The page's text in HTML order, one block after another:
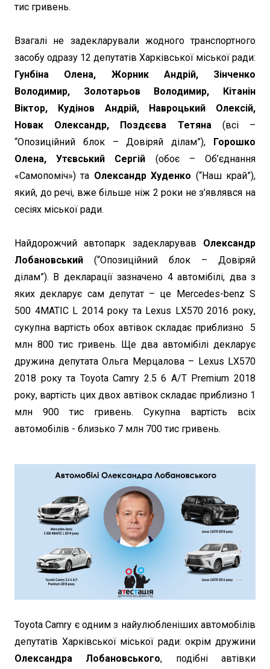
тис гривень.
Взагалі не задекларували жодного транспортного
засобу одразу 12 депутатів Харківської міської ради:
Гунбіна Олена, Жорник Андрій, Зінченко
Володимир, Золотарьов Володимир, Кітанін
Віктор, Кудінов Андрій, Навроцький Олексій,
Новак Олександр, Поздєєва Тетяна (всі –
“Опозиційний блок – Довіряй ділам”),
Горошко
Олена, Утєвський Сергій (обоє – Об’єднання
«Самопоміч») та Олександр Худенко (“Наш край”),
який, до речі, вже більше ніж 2 роки не з’являвся на
сесіях міської ради.
Найдорожчий автопарк задекларував Олександр
Лобановський (“Опозиційний блок – Довіряй
ділам”). В декларації зазначено 4 автомібілі, два з
яких декларує сам депутат – це Mercedes-benz S
500 4MATIC L 2014 року та Lexus LX570 2016 року,
сукупна вартість обох автівок складає приблизно 5
млн 800 тис гривень. Ще два автомібілі декларує
дружина депутата Ольга Мерцалова – Lexus LX570
2018 року та Toyota Camry 2.5 6 A/T Premium 2018
року, вартість цих двох автівок складає приблизно 1
млн 900 тис гривень. Сукупна вартість всіх
автомобілів - близько 7 млн 700 тис гривень.
Toyota Camry є одним з найулюбленіших автомобілів
депутатів Харківської міської ради: окрім дружини
Олександра Лобановського, подібні автівки